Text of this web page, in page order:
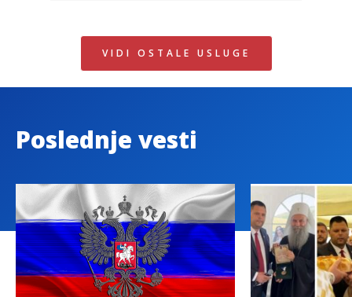
VIDI OSTALE USLUGE
Poslednje vesti